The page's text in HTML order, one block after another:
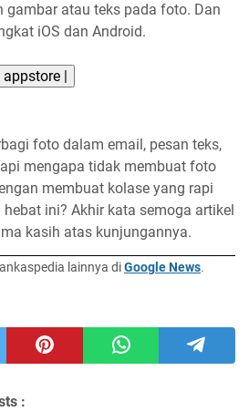
gambar atau teks pada foto. Dan
iOS dan Android.
|
foto dalam email, pesan teks,
mengapa tidak membuat foto
membuat kolase yang rapi
ini? Akhir kata semoga artikel
kasih atas kunjungannya.
lainnya diGoogle News.
: